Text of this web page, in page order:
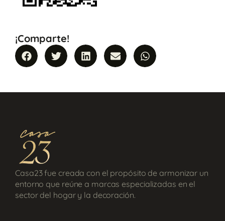
¡Comparte!
Casa23 fue creada con el propósito de armonizar un
entorno que reúne a marcas especializadas en el
sector del hogar y la decoración.